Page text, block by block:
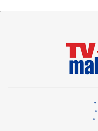
»
»
»